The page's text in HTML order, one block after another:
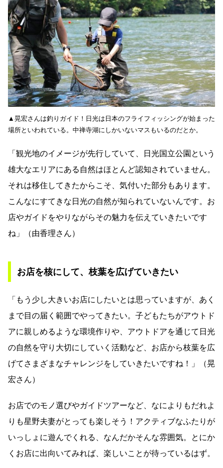
▲晃宏さんは釣りガイド！日光は日本のフライフィッシングが始まった
場所といわれている。中禅寺湖にしかいないマスもいるのだとか。
「観光地のイメージが先行していて、日光国立公園という
雄大なエリアにある自然はほとんど認知されていません。
それは移住してきたからこそ、気付いた部分もあります。
こんなにすてきな日光の自然が知られていないんです。お
店やガイドをやりながらその魅力を伝えていきたいです
ね」（由香理さん）
お店を核にして、枝葉を広げていきたい
「もう少し大きいお店にしたいとは思っていますが、あく
まで目の届く範囲でやってきたい。子どもたちがアウトド
アに親しめるような環境作りや、アウトドアを通じて日光
の自然を守り大切にしていく活動など、お店から枝葉を広
げてさまざまなチャレンジをしていきたいですね！」（晃
宏さん）
お店でのモノ選びやガイドツアーなど、なによりもだれよ
りも星野夫妻がとっても楽しそう！アクティブなふたりが
いっしょに遊んでくれる、なんだかそんな雰囲気。とにか
くお店に出向いてみれば、楽しいことが待っているはず。